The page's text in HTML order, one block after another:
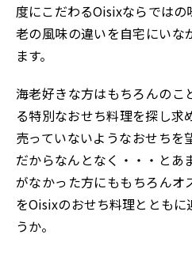
度にこだわるOisixならでは
老の風味の違いを自宅にいな
ます。
海老好きな方はもちろんのこ
る特別なおせち料理を探し求
売っていないようなおせちを
だからなんとなく・・・とあ
がなかった方にももちろんオ
をOisixのおせち料理とともに
うか。